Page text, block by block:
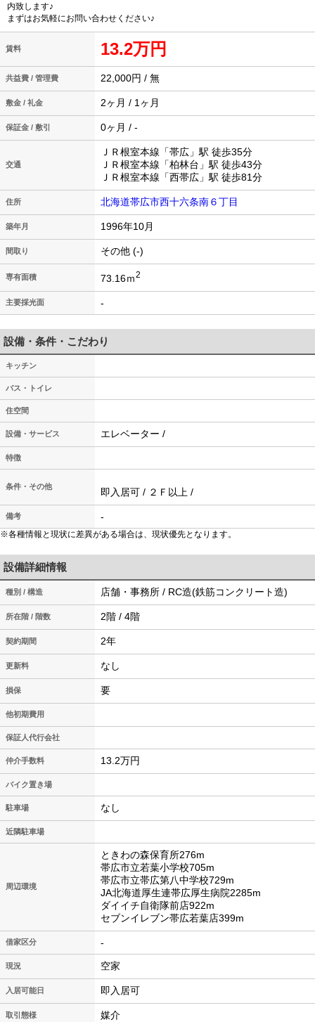
内致します♪
まずはお気軽にお問い合わせください♪
賃料 13.2万円
共益費 / 管理費 22,000円 / 無
敷金 / 礼金 2ヶ月 / 1ヶ月
保証金 / 敷引 0ヶ月 / -
交通
ＪＲ根室本線「帯広」駅 徒歩35分
ＪＲ根室本線「柏林台」駅 徒歩43分
ＪＲ根室本線「西帯広」駅 徒歩81分
住所 北海道帯広市西十六条南６丁目
築年月 1996年10月
間取り その他 (-)
専有面積 73.16ｍ2
主要採光面 -
設備・条件・こだわり
キッチン
バス・トイレ
住空間
設備・サービス エレベーター /
特徴
条件・その他 即入居可 / ２Ｆ以上 /
備考 -
※各種情報と現状に差異がある場合は、現状優先となります。
設備詳細情報
種別 / 構造 店舗・事務所 / RC造(鉄筋コンクリート造)
所在階 / 階数 2階 / 4階
契約期間 2年
更新料 なし
損保 要
他初期費用
保証人代行会社
仲介手数料 13.2万円
バイク置き場
駐車場 なし
近隣駐車場
周辺環境
ときわの森保育所276m
帯広市立若葉小学校705m
帯広市立帯広第八中学校729m
JA北海道厚生連帯広厚生病院2285m
ダイイチ自衛隊前店922m
セブンイレブン帯広若葉店399m
借家区分 -
現況 空家
入居可能日 即入居可
取引態様 媒介